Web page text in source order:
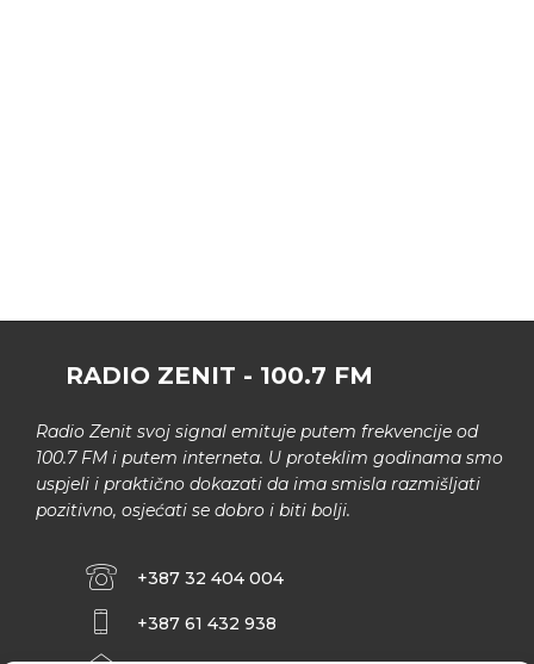
RADIO ZENIT - 100.7 FM
Radio Zenit svoj signal emituje putem frekvencije od
100.7 FM i putem interneta. U proteklim godinama smo
uspjeli i praktično dokazati da ima smisla razmišljati
pozitivno, osjećati se dobro i biti bolji.
+387 32 404 004
+387 61 432 938